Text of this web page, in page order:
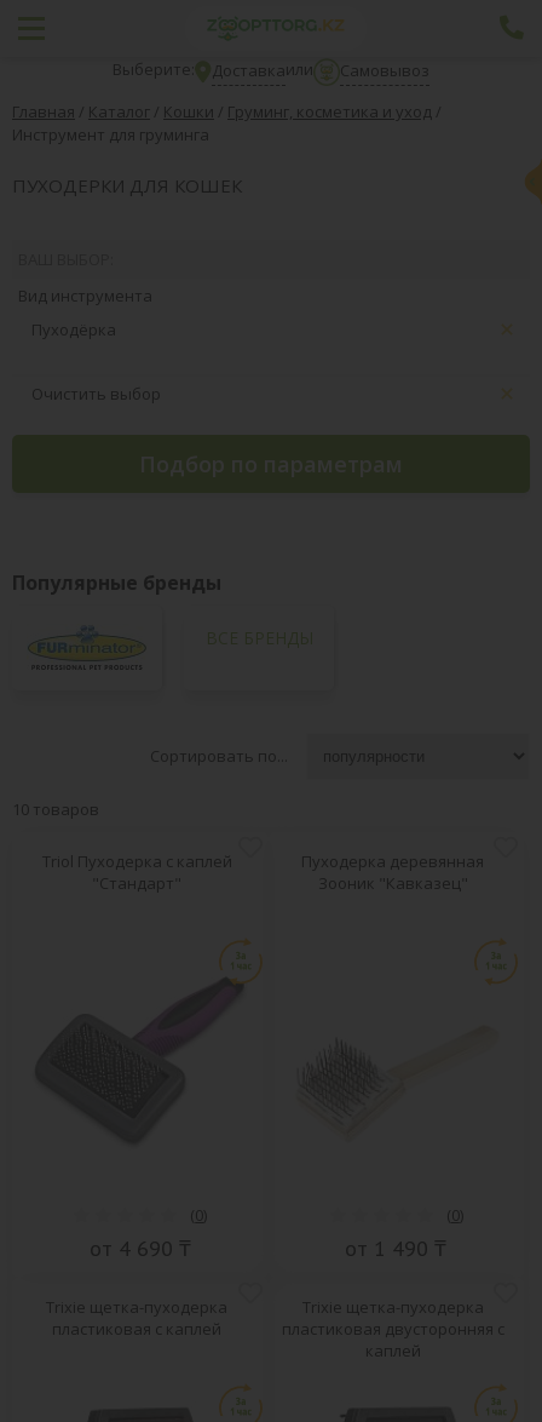
Выберите: Доставкаили
Самовывоз
Главная / Каталог / Кошки / Груминг, косметика и уход /
Инструмент для груминга
ПУХОДЕРКИ ДЛЯ КОШЕК
Вид инструмента
Пуходёрка
Очистить выбор
Подбор по параметрам
Популярные бренды
ВСЕ БРЕНДЫ
Сортировать по...
10 товаров
Triol Пуходерка с каплей
"Стандарт"
(0)
от 4 690 ₸
Пуходерка деревянная
Зооник "Кавказец"
(0)
от 1 490 ₸
Trixie щетка-пуходерка
пластиковая с каплей
Trixie щетка-пуходерка
пластиковая двусторонняя с
каплей